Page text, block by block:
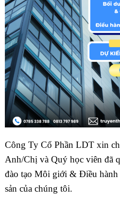
Công Ty Cổ Phần LDT xin
Anh/Chị và Quý học viên đã
đào tạo Môi giới & Điều hành
sản của chúng tôi.